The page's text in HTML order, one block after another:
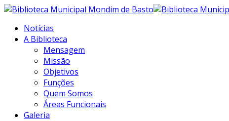
Notícias
A Biblioteca
Mensagem
Missão
Objetivos
Funções
Quem Somos
Áreas Funcionais
Galeria